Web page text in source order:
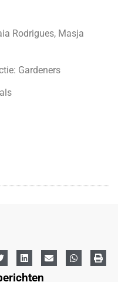
Rodrigues, Masja
Gardeners